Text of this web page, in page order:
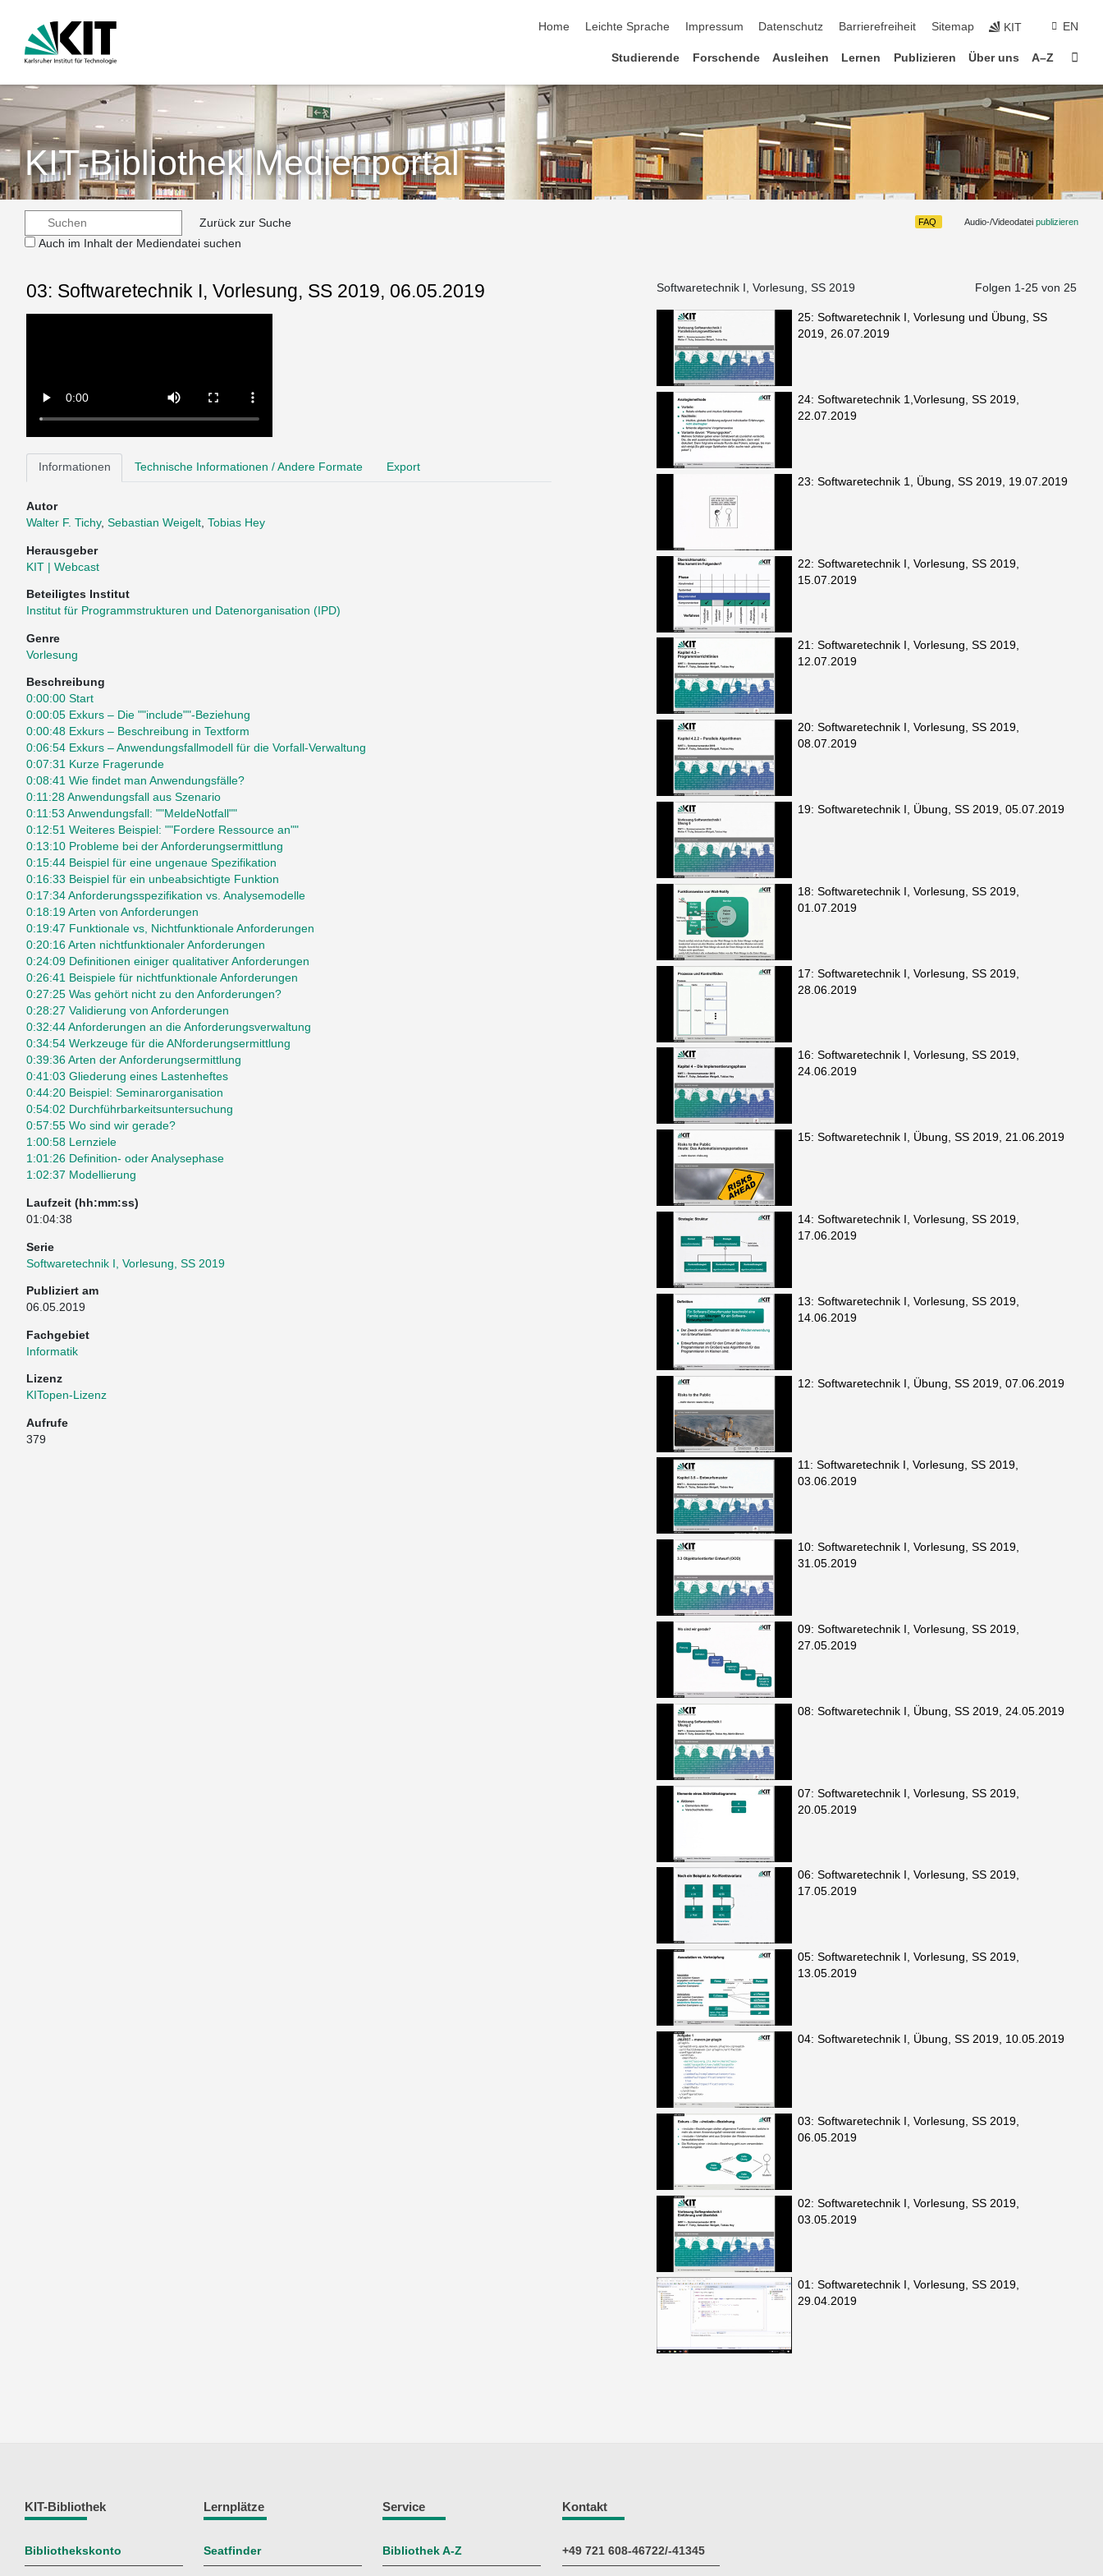
Home Leichte Sprache Impressum Datenschutz Barrierefreiheit Sitemap KIT EN
Studierende Forschende Ausleihen Lernen Publizieren Über uns A–Z
KIT-Bibliothek Medienportal
Zurück zur Suche
Auch im Inhalt der Mediendatei suchen
FAQ Audio-/Videodateipublizieren
03: Softwaretechnik I, Vorlesung, SS 2019, 06.05.2019
Informationen Technische Informationen / Andere Formate Export
Autor
Walter F. Tichy, Sebastian Weigelt, Tobias Hey
Herausgeber
KIT | Webcast
Beteiligtes Institut
Institut für Programmstrukturen und Datenorganisation (IPD)
Genre
Vorlesung
Beschreibung
0:00:00 Start
0:00:05 Exkurs – Die ""include""-Beziehung
0:00:48 Exkurs – Beschreibung in Textform
0:06:54 Exkurs – Anwendungsfallmodell für die Vorfall-Verwaltung
0:07:31 Kurze Fragerunde
0:08:41 Wie findet man Anwendungsfälle?
0:11:28 Anwendungsfall aus Szenario
0:11:53 Anwendungsfall: ""MeldeNotfall""
0:12:51 Weiteres Beispiel: ""Fordere Ressource an""
0:13:10 Probleme bei der Anforderungsermittlung
0:15:44 Beispiel für eine ungenaue Spezifikation
0:16:33 Beispiel für ein unbeabsichtigte Funktion
0:17:34 Anforderungsspezifikation vs. Analysemodelle
0:18:19 Arten von Anforderungen
0:19:47 Funktionale vs, Nichtfunktionale Anforderungen
0:20:16 Arten nichtfunktionaler Anforderungen
0:24:09 Definitionen einiger qualitativer Anforderungen
0:26:41 Beispiele für nichtfunktionale Anforderungen
0:27:25 Was gehört nicht zu den Anforderungen?
0:28:27 Validierung von Anforderungen
0:32:44 Anforderungen an die Anforderungsverwaltung
0:34:54 Werkzeuge für die ANforderungsermittlung
0:39:36 Arten der Anforderungsermittlung
0:41:03 Gliederung eines Lastenheftes
0:44:20 Beispiel: Seminarorganisation
0:54:02 Durchführbarkeitsuntersuchung
0:57:55 Wo sind wir gerade?
1:00:58 Lernziele
1:01:26 Definition- oder Analysephase
1:02:37 Modellierung
Laufzeit (hh:mm:ss)
01:04:38
Serie
Softwaretechnik I, Vorlesung, SS 2019
Publiziert am
06.05.2019
Fachgebiet
Informatik
Lizenz
KITopen-Lizenz
Aufrufe
379
Softwaretechnik I, Vorlesung, SS 2019 Folgen 1-25 von 25
25: Softwaretechnik I, Vorlesung und Übung, SS
2019, 26.07.2019
24: Softwaretechnik 1,Vorlesung, SS 2019,
22.07.2019
23: Softwaretechnik 1, Übung, SS 2019, 19.07.2019
22: Softwaretechnik I, Vorlesung, SS 2019,
15.07.2019
21: Softwaretechnik I, Vorlesung, SS 2019,
12.07.2019
20: Softwaretechnik I, Vorlesung, SS 2019,
08.07.2019
19: Softwaretechnik I, Übung, SS 2019, 05.07.2019
18: Softwaretechnik I, Vorlesung, SS 2019,
01.07.2019
17: Softwaretechnik I, Vorlesung, SS 2019,
28.06.2019
16: Softwaretechnik I, Vorlesung, SS 2019,
24.06.2019
15: Softwaretechnik I, Übung, SS 2019, 21.06.2019
14: Softwaretechnik I, Vorlesung, SS 2019,
17.06.2019
13: Softwaretechnik I, Vorlesung, SS 2019,
14.06.2019
12: Softwaretechnik I, Übung, SS 2019, 07.06.2019
11: Softwaretechnik I, Vorlesung, SS 2019,
03.06.2019
10: Softwaretechnik I, Vorlesung, SS 2019,
31.05.2019
09: Softwaretechnik I, Vorlesung, SS 2019,
27.05.2019
08: Softwaretechnik I, Übung, SS 2019, 24.05.2019
07: Softwaretechnik I, Vorlesung, SS 2019,
20.05.2019
06: Softwaretechnik I, Vorlesung, SS 2019,
17.05.2019
05: Softwaretechnik I, Vorlesung, SS 2019,
13.05.2019
04: Softwaretechnik I, Übung, SS 2019, 10.05.2019
03: Softwaretechnik I, Vorlesung, SS 2019,
06.05.2019
02: Softwaretechnik I, Vorlesung, SS 2019,
03.05.2019
01: Softwaretechnik I, Vorlesung, SS 2019,
29.04.2019
KIT-Bibliothek
Bibliothekskonto
Lernplätze
Seatfinder
Service
Bibliothek A-Z
Kontakt
+49 721 608-46722/-41345